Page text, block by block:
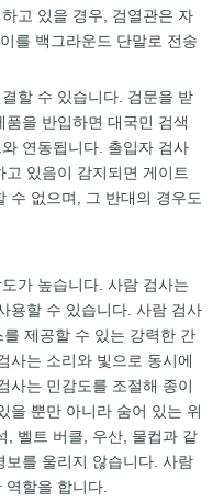
고 있을 경우, 검열관은 자
를 백그라운드 단말로 전송
할 수 있습니다. 검문을 받
을 반입하면 대국민 검색
연동됩니다. 출입자 검사
있음이 감지되면 게이트
수 없으며, 그 반대의 경우도
가 높습니다. 사람 검사는
용할 수 있습니다. 사람 검사
제공할 수 있는 강력한 간
사는 소리와 빛으로 동시에
사는 민감도를 조절해 종이
을 뿐만 아니라 숨어 있는 위
, 벨트 버클, 우산, 물컵과 같
보를 울리지 않습니다. 사람
할을 합니다.